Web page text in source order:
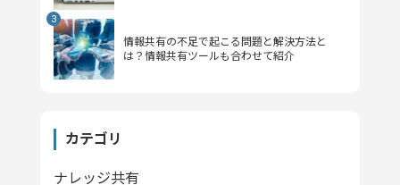
情報共有の不足で起こる問題と解決方法と
は？情報共有ツールも合わせて紹介
カテゴリ
ナレッジ共有